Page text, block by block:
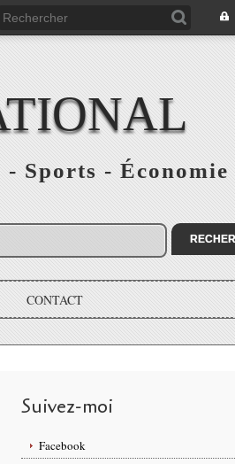
Sports - Économie
CONTACT
Suivez-moi
Facebook